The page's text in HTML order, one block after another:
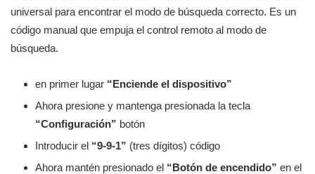
universal para encontrar el modo de búsqueda correcto. Es un
código manual que empuja el control remoto al modo de
búsqueda.
en primer lugar “Enciende el dispositivo”
Ahora presione y mantenga presionada la tecla
“Configuración” botón
Introducir el “9-9-1” (tres dígitos) código
Ahora mantén presionado el “Botón de encendido” en el